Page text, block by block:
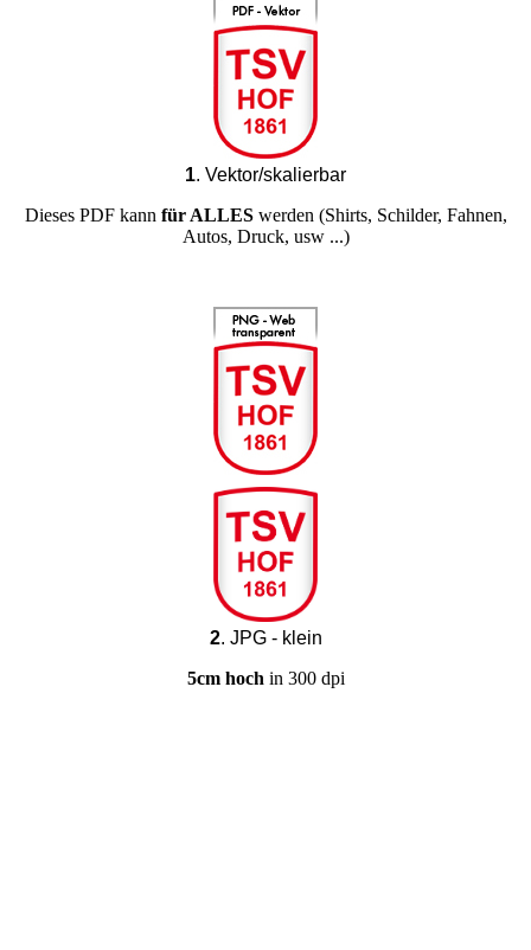
1. Vektor/skalierbar
Dieses PDF kann für ALLESwerden (Shirts, Schilder, Fahnen,
Autos, Druck, usw ...)
2. JPG - klein
5cm hoch in 300 dpi